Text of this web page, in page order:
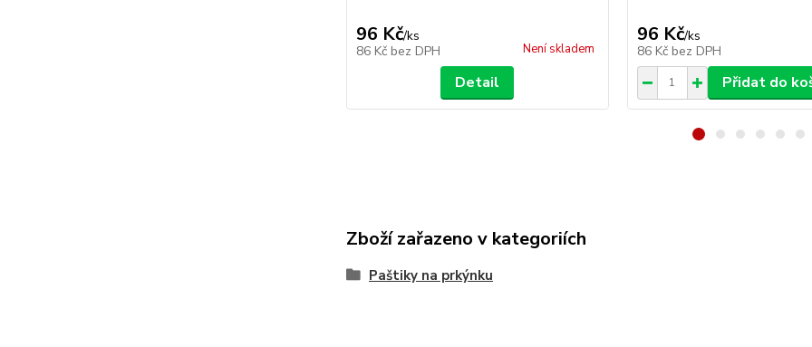
96 Kč/ks
86 Kč bez DPH Není skladem
Detail
96 Kč/ks
86 Kč bez DPH
Přidat do
Zboží zařazeno v kategoriích
Paštiky na prkýnku